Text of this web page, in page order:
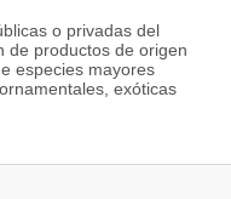
o privadas del
de productos de origen
especies mayores
exóticas